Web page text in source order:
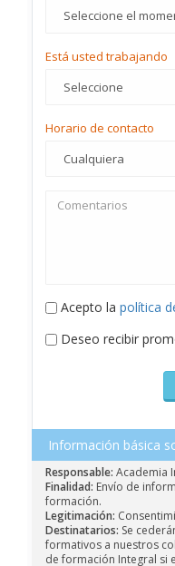
Está usted trabajando
Horario de contacto
Acepto la política
Deseo recibir
Información básica
Responsable: Academia
Finalidad: Envío de
formación.
Legitimación:
Destinatarios: Se
formativos a nuestros
de formación Integral si